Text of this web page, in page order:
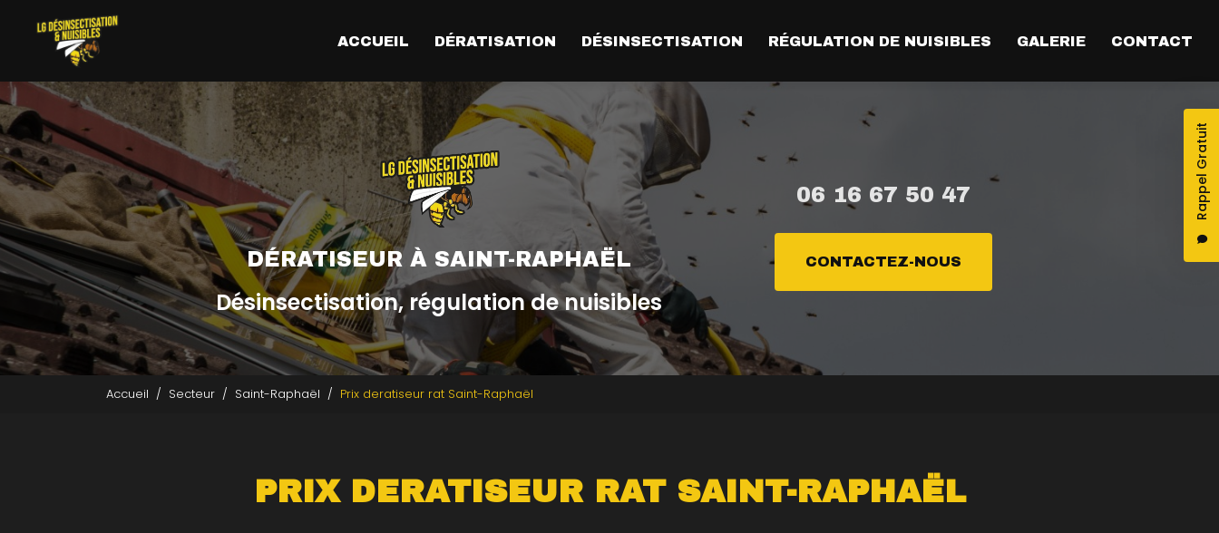
contenu
Rappel Gratuit
ACCUEIL DÉRATISATION DÉSINSECTISATION RÉGULATION DE NUISIBLES GALERIE CONTACT
DÉRATISEUR À SAINT-RAPHAËL
Désinsectisation, régulation de nuisibles
06 16 67 50 47
CONTACTEZ-NOUS
Accueil Secteur Saint-Raphaël Prix deratiseur rat Saint-Raphaël
PRIX DERATISEUR RAT SAINT-RAPHAËL